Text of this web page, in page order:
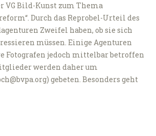
VG Bild-Kunst zum Thema
Durch das Reprobel-Urteil des
Zweifel haben, ob sie sich
müssen. Einige Agenturen
Fotografen jedoch mittelbar betroffen
werden daher um
gebeten. Besonders geht